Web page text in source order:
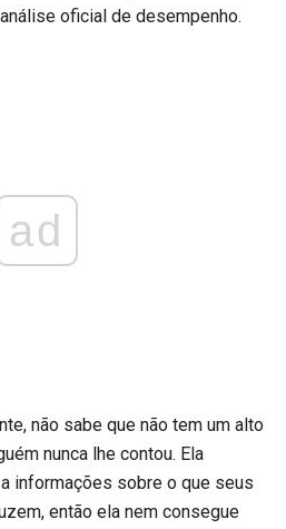
oficial de desempenho.
ad
não sabe que não tem um alto
nunca lhe contou. Ela
informações sobre o que seus
então ela nem consegue